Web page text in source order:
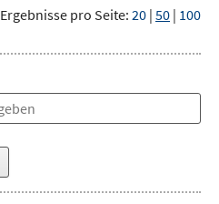
Ergebnisse pro Seite: 20 | 50 | 100